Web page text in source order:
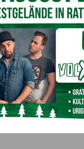
wertvollen
zurück, wo sie die
74-Jährige bemerkte
konnte die
sicher
. Mithilfe
bei sich trug,